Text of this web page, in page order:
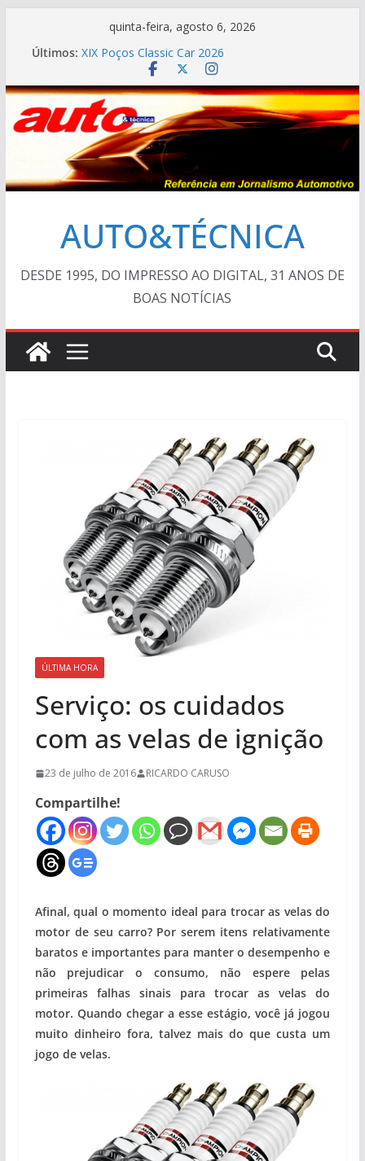
conteúdo
quinta-feira, agosto 6, 2026
Últimos: XIX Poços Classic Car 2026
Cristiano Ronaldo mostra sua garagem
Ferrari Luce 2026: esgotada em dois meses
Em crise, BMW vai demitir 8.000 na Alemanha
AUTO&TÉCNICA FILES #138 – Ferrari F40 1987
AUTO&TÉCNICA
DESDE 1995, DO IMPRESSO AO DIGITAL, 31 ANOS DE
BOAS NOTÍCIAS
ÚLTIMA HORA
Serviço: os cuidados
com as velas de ignição
23 de julho de 2016 RICARDO CARUSO
Compartilhe!
Afinal, qual o momento ideal para trocar as velas do
motor de seu carro? Por serem itens relativamente
baratos e importantes para manter o desempenho e
não prejudicar o consumo, não espere pelas
primeiras falhas sinais para trocar as velas do
motor. Quando chegar a esse estágio, você já jogou
muito dinheiro fora, talvez mais do que custa um
jogo de velas.